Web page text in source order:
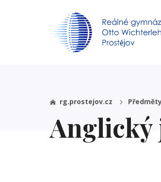
rg.prostejov.cz
Anglický